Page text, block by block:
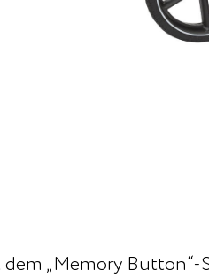
„Memory Button“-